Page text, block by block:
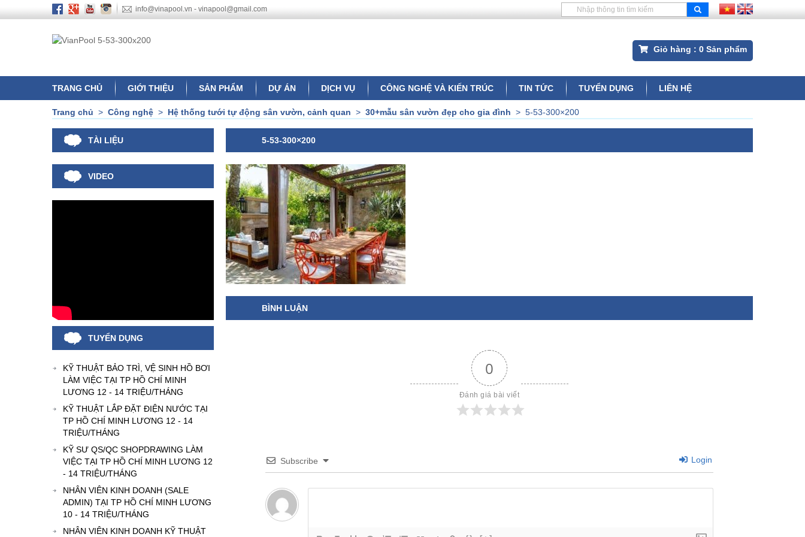
info@vinapool.vn - vinapool@gmail.com
Giỏ hàng : 0 Sản phẩm
TRANG CHỦ GIỚI THIỆU SẢN PHẨM DỰ ÁN DỊCH VỤ CÔNG NGHỆ VÀ KIẾN TRÚC TIN TỨC TUYỂN DỤNG LIÊN HỆ
Trang chủ > Công nghệ > Hệ thống tưới tự động sân vườn, cảnh quan > 30+mẫu sân vườn đẹp cho gia đình > 5-53-300×200
TÀI LIỆU
VIDEO
TUYỂN DỤNG
KỸ THUẬT BẢO TRÌ, VỆ SINH HỒ BƠI
LÀM VIỆC TẠI TP HỒ CHÍ MINH
LƯƠNG 12 - 14 TRIỆU/THÁNG
KỸ THUẬT LẮP ĐẶT ĐIỆN NƯỚC TẠI
TP HỒ CHÍ MINH LƯƠNG 12 - 14
TRIỆU/THÁNG
KỸ SƯ QS/QC SHOPDRAWING LÀM
VIỆC TẠI TP HỒ CHÍ MINH LƯƠNG 12
- 14 TRIỆU/THÁNG
NHÂN VIÊN KINH DOANH (SALE
ADMIN) TẠI TP HỒ CHÍ MINH LƯƠNG
10 - 14 TRIỆU/THÁNG
NHÂN VIÊN KINH DOANH KỸ THUẬT
5-53-300×200
BÌNH LUẬN
0
Đánh giá bài viết
Subscribe Login